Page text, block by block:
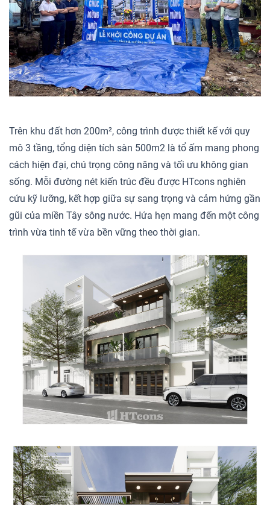
Trên khu đất hơn 200m², công trình được thiết kế với quy
mô 3 tầng, tổng diện tích sàn 500m2 là tổ ấm mang phong
cách hiện đại, chú trọng công năng và tối ưu không gian
sống. Mỗi đường nét kiến trúc đều được HTcons nghiên
cứu kỹ lưỡng, kết hợp giữa sự sang trọng và cảm hứng gần
gũi của miền Tây sông nước. Hứa hẹn mang đến một công
trình vừa tinh tế vừa bền vững theo thời gian.